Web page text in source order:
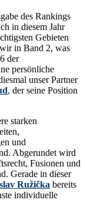
des Rankings
in diesem Jahr
Gebieten
in Band 2, was
der
persönliche
unser Partner
, der seine Position
starken
und
Abgerundet wird
Fusionen und
Gerade in dieser
Ružička bereits
individuelle